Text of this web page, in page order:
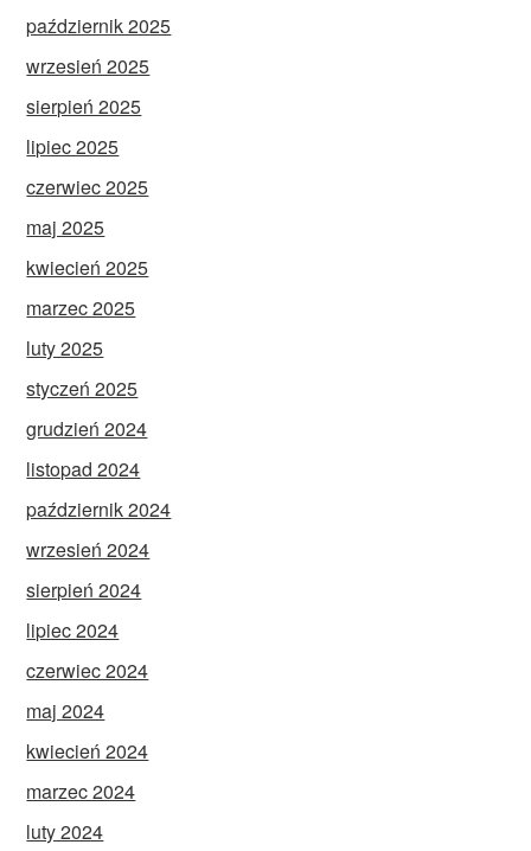
październik 2025
wrzesień 2025
sierpień 2025
lipiec 2025
czerwiec 2025
maj 2025
kwiecień 2025
marzec 2025
luty 2025
styczeń 2025
grudzień 2024
listopad 2024
październik 2024
wrzesień 2024
sierpień 2024
lipiec 2024
czerwiec 2024
maj 2024
kwiecień 2024
marzec 2024
luty 2024